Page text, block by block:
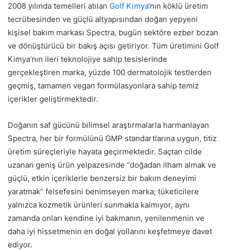
2008 yılında temelleri atılan Golf Kimya‘nın köklü üretim
tecrübesinden ve güçlü altyapısından doğan yepyeni
kişisel bakım markası Spectra, bugün sektöre ezber bozan
ve dönüştürücü bir bakış açısı getiriyor. Tüm üretimini Golf
Kimya’nın ileri teknolojiye sahip tesislerinde
gerçekleştiren marka, yüzde 100 dermatolojik testlerden
geçmiş, tamamen vegan formülasyonlara sahip temiz
içerikler geliştirmektedir.
Doğanın saf gücünü bilimsel araştırmalarla harmanlayan
Spectra, her bir formülünü GMP standartlarına uygun, titiz
üretim süreçleriyle hayata geçirmektedir. Saçtan cilde
uzanan geniş ürün yelpazesinde “doğadan ilham almak ve
güçlü, etkin içeriklerle benzersiz bir bakım deneyimi
yaratmak” felsefesini benimseyen marka; tüketicilere
yalnızca kozmetik ürünleri sunmakla kalmıyor, aynı
zamanda onları kendine iyi bakmanın, yenilenmenin ve
daha iyi hissetmenin en doğal yollarını keşfetmeye davet
ediyor.